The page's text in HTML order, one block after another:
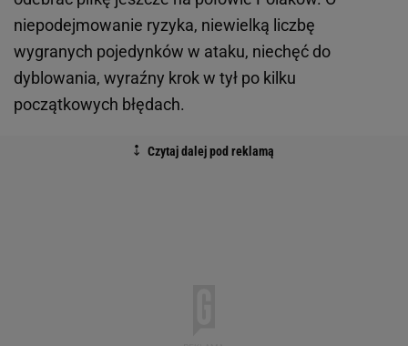
niepodejmowanie ryzyka, niewielką liczbę
wygranych pojedynków w ataku, niechęć do
dyblowania, wyraźny krok w tył po kilku
początkowych błędach.